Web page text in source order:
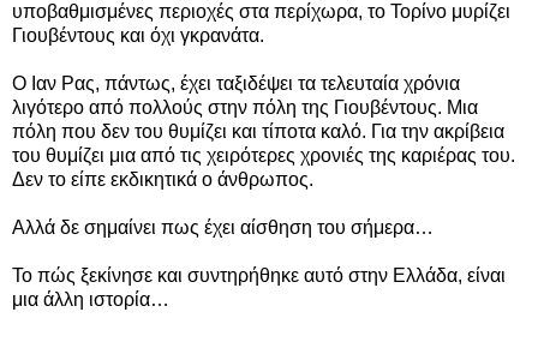
υποβαθμισμένες περιοχές στα περίχωρα, το Τορίνο μυρίζει
Γιουβέντους και όχι γκρανάτα.
Ο Ιαν Ρας, πάντως, έχει ταξιδέψει τα τελευταία χρόνια
λιγότερο από πολλούς στην πόλη της Γιουβέντους. Μια
πόλη που δεν του θυμίζει και τίποτα καλό. Για την ακρίβεια
του θυμίζει μια από τις χειρότερες χρονιές της καριέρας του.
Δεν το είπε εκδικητικά ο άνθρωπος.
Αλλά δε σημαίνει πως έχει αίσθηση του σήμερα…
Το πώς ξεκίνησε και συντηρήθηκε αυτό στην Ελλάδα, είναι
μια άλλη ιστορία…